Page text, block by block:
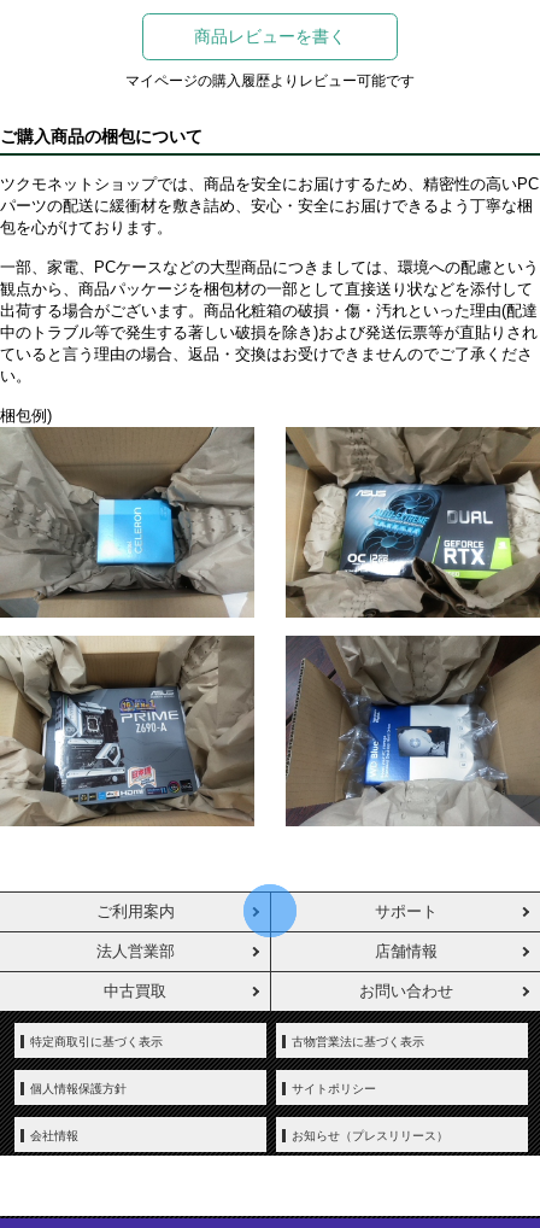
商品レビューを書く
マイページの購入履歴よりレビュー可能です
ご購入商品の梱包について
ツクモネットショップでは、商品を安全にお届けするため、精密性の高いPC
パーツの配送に緩衝材を敷き詰め、安心・安全にお届けできるよう丁寧な梱
包を心がけております。
一部、家電、PCケースなどの大型商品につきましては、環境への配慮という
観点から、商品パッケージを梱包材の一部として直接送り状などを添付して
出荷する場合がございます。商品化粧箱の破損・傷・汚れといった理由(配達
中のトラブル等で発生する著しい破損を除き)および発送伝票等が直貼りされ
ていると言う理由の場合、返品・交換はお受けできませんのでご了承くださ
い。
梱包例)
ご利用案内 サポート
法人営業部 店舗情報
中古買取 お問い合わせ
特定商取引に基づく表示 古物営業法に基づく表示
個人情報保護方針 サイトポリシー
会社情報 お知らせ（プレスリリース）